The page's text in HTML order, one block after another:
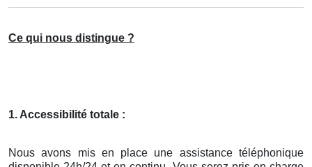
Ce qui nous distingue ?
1. Accessibilité totale :
Nous avons mis en place une assistance téléphonique